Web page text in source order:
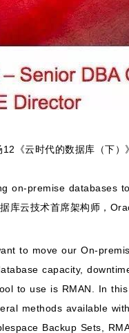
《云时代的数据库（下）》
on-premise databases
库云技术首席架构师，
to move our On-
capacity,
to use is RMAN. In
methods available
Backup Sets,